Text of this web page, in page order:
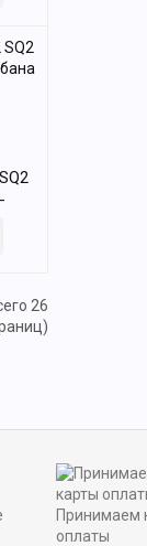
26
Принимаем
оплаты